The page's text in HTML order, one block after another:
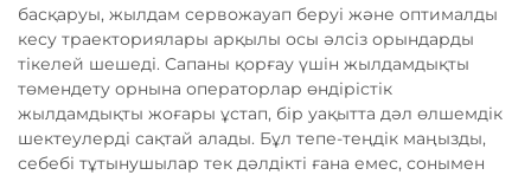
басқаруы, жылдам сервожауап беруі және оптималды
кесу траекториялары арқылы осы әлсіз орындарды
тікелей шешеді. Сапаны қорғау үшін жылдамдықты
төмендету орнына операторлар өндірістік
жылдамдықты жоғары ұстап, бір уақытта дәл өлшемдік
шектеулерді сақтай алады. Бұл тепе-теңдік маңызды,
себебі тұтынушылар тек дәлдікті ғана емес, сонымен